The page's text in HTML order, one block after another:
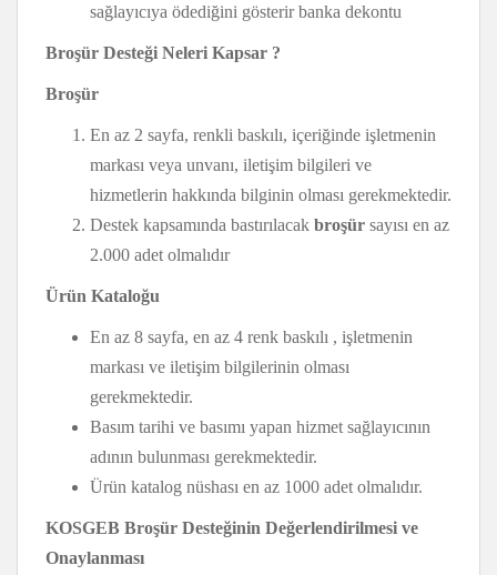
sağlayıcıya ödediğini gösterir banka dekontu
Broşür Desteği Neleri Kapsar ?
Broşür
En az 2 sayfa, renkli baskılı, içeriğinde işletmenin
markası veya unvanı, iletişim bilgileri ve
hizmetlerin hakkında bilginin olması gerekmektedir.
Destek kapsamında bastırılacak broşür sayısı en az
2.000 adet olmalıdır
Ürün Kataloğu
En az 8 sayfa, en az 4 renk baskılı , işletmenin
markası ve iletişim bilgilerinin olması
gerekmektedir.
Basım tarihi ve basımı yapan hizmet sağlayıcının
adının bulunması gerekmektedir.
Ürün katalog nüshası en az 1000 adet olmalıdır.
KOSGEB Broşür Desteğinin Değerlendirilmesi ve
Onaylanması